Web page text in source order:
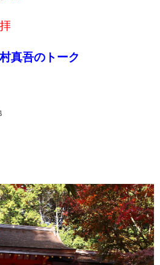
真吾のトーク